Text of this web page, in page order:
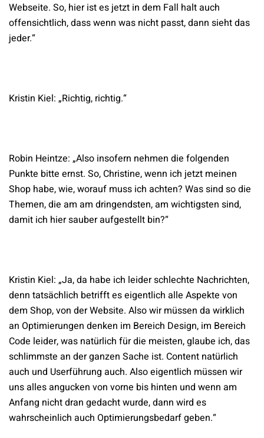
Webseite. So, hier ist es jetzt in dem Fall halt auch
offensichtlich, dass wenn was nicht passt, dann sieht das
jeder.“
Kristin Kiel: „Richtig, richtig.“
Robin Heintze: „Also insofern nehmen die folgenden
Punkte bitte ernst. So, Christine, wenn ich jetzt meinen
Shop habe, wie, worauf muss ich achten? Was sind so die
Themen, die am am dringendsten, am wichtigsten sind,
damit ich hier sauber aufgestellt bin?“
Kristin Kiel: „Ja, da habe ich leider schlechte Nachrichten,
denn tatsächlich betrifft es eigentlich alle Aspekte von
dem Shop, von der Website. Also wir müssen da wirklich
an Optimierungen denken im Bereich Design, im Bereich
Code leider, was natürlich für die meisten, glaube ich, das
schlimmste an der ganzen Sache ist. Content natürlich
auch und Userführung auch. Also eigentlich müssen wir
uns alles angucken von vorne bis hinten und wenn am
Anfang nicht dran gedacht wurde, dann wird es
wahrscheinlich auch Optimierungsbedarf geben.“